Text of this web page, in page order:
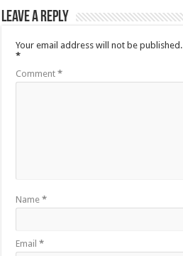
Leave a Reply
Your email address will not be published.
*
Comment*
Name*
Email*